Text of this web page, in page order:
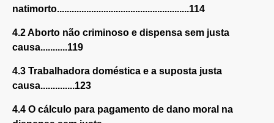
natimorto......................................................114
4.2 Aborto não criminoso e dispensa sem justa
causa...........119
4.3 Trabalhadora doméstica e a suposta justa
causa..............123
4.4 O cálculo para pagamento de dano moral na